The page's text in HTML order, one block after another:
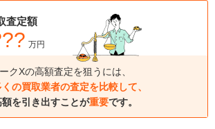
査定額
万円
クXの高額査定を狙うには、
くの買取業者の査定を比較して、
額を引き出すことが重要です。